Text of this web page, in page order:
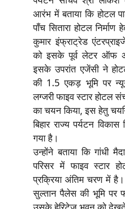
आरंभ में बताया कि होटल
पाँच सितारा होटल निर्माण
कुमार इंफ्राट्रेड
को इसके पूर्व लेटर ऑफ
इसके उपरांत एजेंसी ने
की 1.5 एकड़ भूमि पर
लग्जरी फाइव स्टार होटल
का चयन किया, इस हेतु
बिहार राज्य पर्यटन
गया है।
उन्होंने बताया कि गांधी
परिसर में फाइव स्टार
प्रक्रिया अंतिम चरण में
सुल्तान पैलेस की भूमि पर